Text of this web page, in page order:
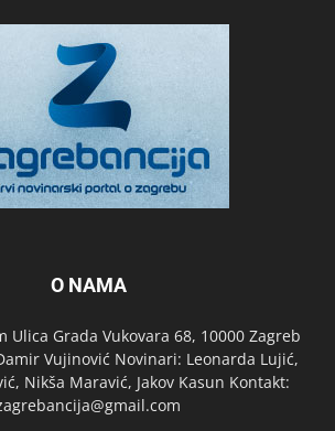
O NAMA
Ulica Grada Vukovara 68, 10000 Zagreb
Vujinović Novinari: Leonarda Lujić,
Nikša Maravić, Jakov Kasun Kontakt: